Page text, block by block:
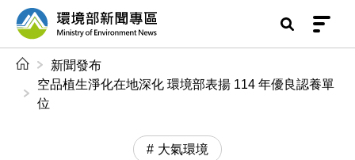
前往中央內容區塊
環境部新聞專區
新聞發布
空品植生淨化在地深化 環境部表揚 114 年優良認養單
位
大氣環境